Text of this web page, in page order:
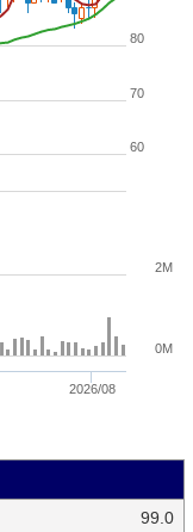
2026/08
60
70
80
0M
2M
99.0